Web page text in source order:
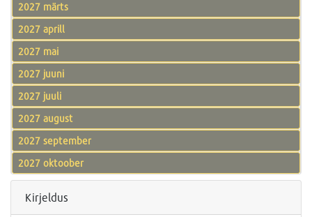
2027 märts
2027 aprill
2027 mai
2027 juuni
2027 juuli
2027 august
2027 september
2027 oktoober
Kirjeldus